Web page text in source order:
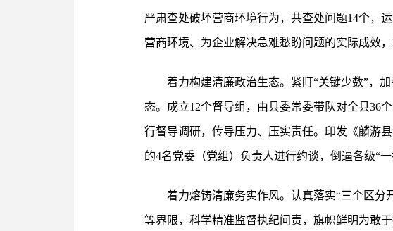
严肃查处破坏营商环境行为，共查处问题14个，
营商环境、为企业解决急难愁盼问题的实际成效
着力构建清廉政治生态。紧盯“关键少数”，
态。成立12个督导组，由县委常委带队对全县36
行督导调研，传导压力、压实责任。印发《麟游
的4名党委（党组）负责人进行约谈，倒逼各级“一
着力熔铸清廉务实作风。认真落实“三个区
等界限，科学精准监督执纪问责，旗帜鲜明为敢